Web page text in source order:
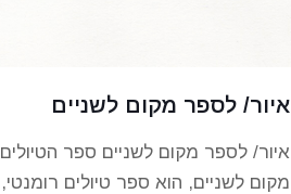
איור/ לספר מקום לשניים
איור/ לספר מקום לשניים ספר הטיולים
מקום לשניים, הוא ספר טיולים רומנטי,